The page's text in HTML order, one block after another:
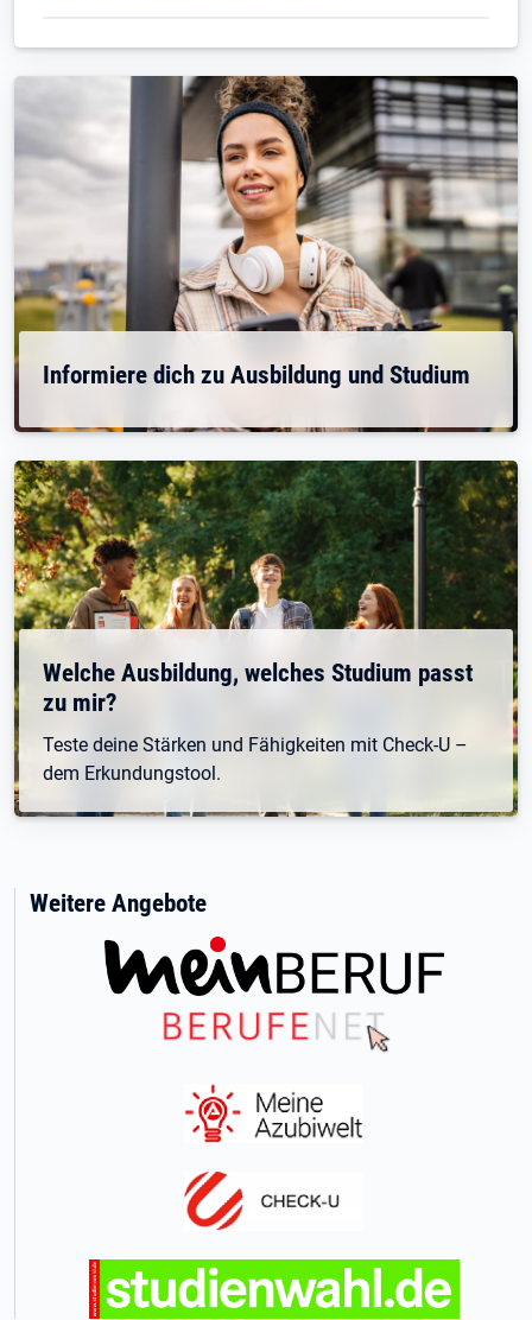
Informiere dich zu Ausbildung und Studium
Welche Ausbildung, welches Studium passt
zu mir?
Teste deine Stärken und Fähigkeiten mit Check-U –
dem Erkundungstool.
Weitere Angebote